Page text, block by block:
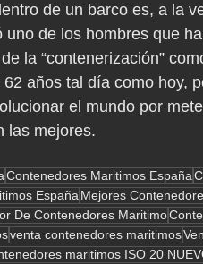
de un barco es, a la
de los hombres que
la “contenerización”
años tal día como hoy,
el mundo por
las mejores.
Contenedores Maritimos España
España Mejores
De Contenedores Maritimo
venta contenedores maritimos
maritimos ISO 20